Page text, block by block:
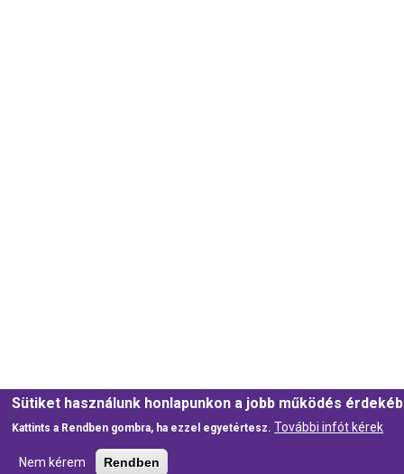
Sütiket használunk honlapunkon a jobb működés
Kattints a Rendben gombra, ha ezzel egyetértesz. További infót kérek
Nem kérem Rendben